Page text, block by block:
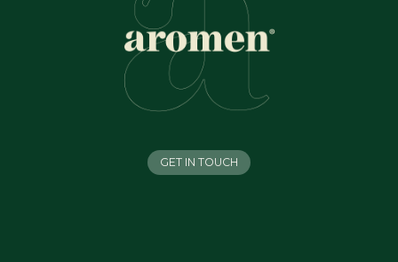
GET IN TOUCH